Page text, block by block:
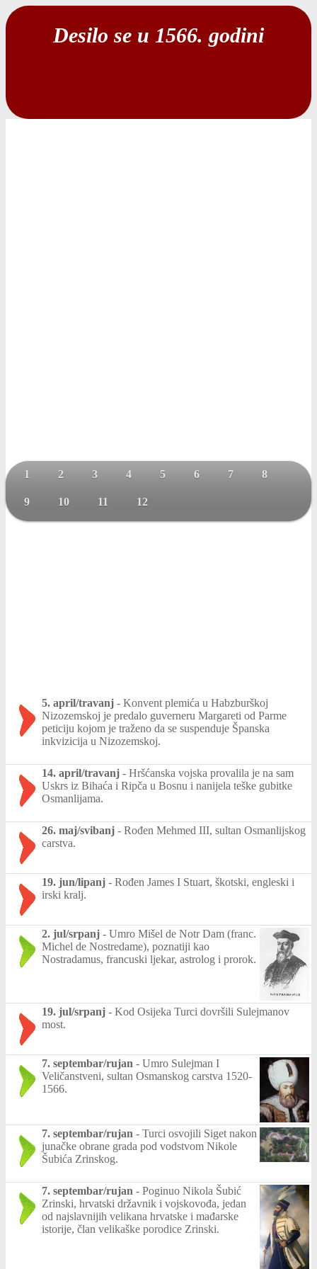
Desilo se u 1566. godini
1 2 3 4 5 6 7 8
9 10 11 12
5. april/travanj - Konvent plemića u Habzburškoj
Nizozemskoj je predalo guverneru Margareti od Parme
peticiju kojom je traženo da se suspenduje Španska
inkvizicija u Nizozemskoj.
14. april/travanj - Hršćanska vojska provalila je na sam
Uskrs iz Bihaća i Ripča u Bosnu i nanijela teške gubitke
Osmanlijama.
26. maj/svibanj - Rođen Mehmed III, sultan Osmanlijskog
carstva.
19. jun/lipanj - Rođen James I Stuart, škotski, engleski i
irski kralj.
2. jul/srpanj - Umro Mišel de Notr Dam (franc.
Michel de Nostredame), poznatiji kao
Nostradamus, francuski ljekar, astrolog i prorok.
19. jul/srpanj - Kod Osijeka Turci dovršili Sulejmanov
most.
7. septembar/rujan - Umro Sulejman I
Veličanstveni, sultan Osmanskog carstva 1520-
1566.
7. septembar/rujan - Turci osvojili Siget nakon
junačke obrane grada pod vodstvom Nikole
Šubića Zrinskog.
7. septembar/rujan - Poginuo Nikola Šubić
Zrinski, hrvatski državnik i vojskovođa, jedan
od najslavnijih velikana hrvatske i mađarske
istorije, član velikaške porodice Zrinski.